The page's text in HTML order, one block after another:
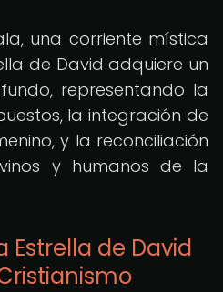
una corriente mística
de David adquiere un
representando la
la integración de
y la reconciliación
y humanos de la
Estrella de David